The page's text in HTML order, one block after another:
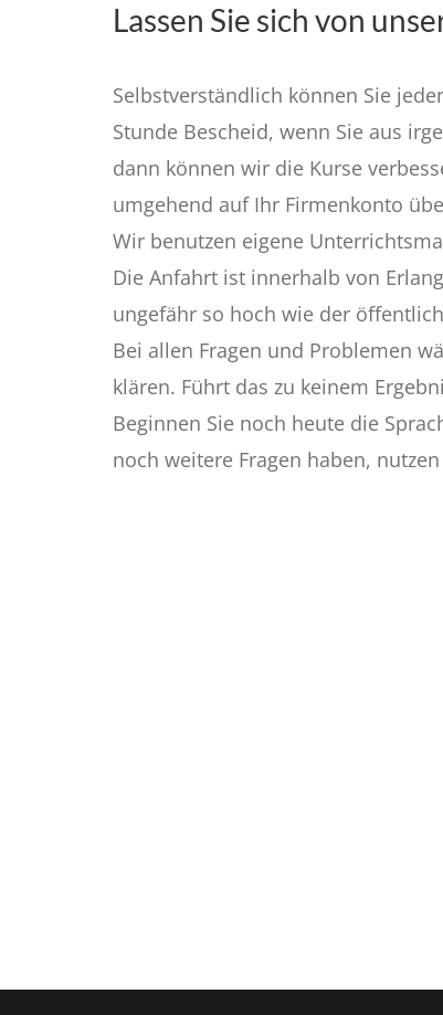
Lassen Sie sich von
Selbstverständlich können Sie
Stunde Bescheid, wenn Sie aus
dann können wir die Kurse
umgehend auf Ihr Firmenkonto
Wir benutzen eigene
Die Anfahrt ist innerhalb von
ungefähr so hoch wie der
Bei allen Fragen und Problemen
klären. Führt das zu keinem
Beginnen Sie noch heute die
noch weitere Fragen haben,